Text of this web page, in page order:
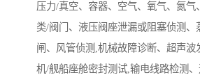
压力/真空、容器、空气、氧气、氮气
类/阀门、液压阀座泄漏或阻塞侦测、
闸、风管侦测,机械故障诊断、超声波
机/舰船座舱密封测试,输电线路检测